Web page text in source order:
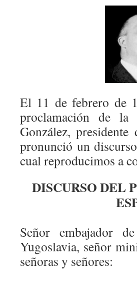
El 11 de febrero de
proclamación de la
González,
pronunció un
cual reproducimos a
DISCURSO DEL
Señor embajador
Yugoslavia, señor
señoras y señores: